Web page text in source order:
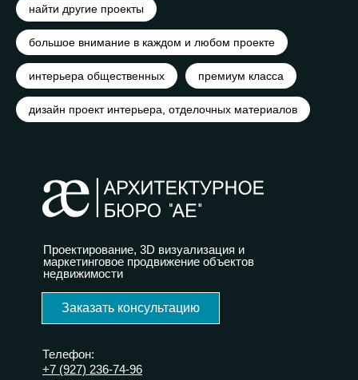
найти другие проекты
большое внимание в каждом и любом проекте
интерьера общественных премиум класса
дизайн проект интерьера, отделочных материалов
Телефон:
+7 (927) 236-74-96
Проектирование, 3D визуализация и
маркетинговое продвижение объектов
недвижимости
Заказать консультацию